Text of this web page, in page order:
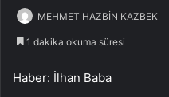
MEHMET HAZBİN KAZBEK
1 dakika okuma süresi
Haber: İlhan Baba